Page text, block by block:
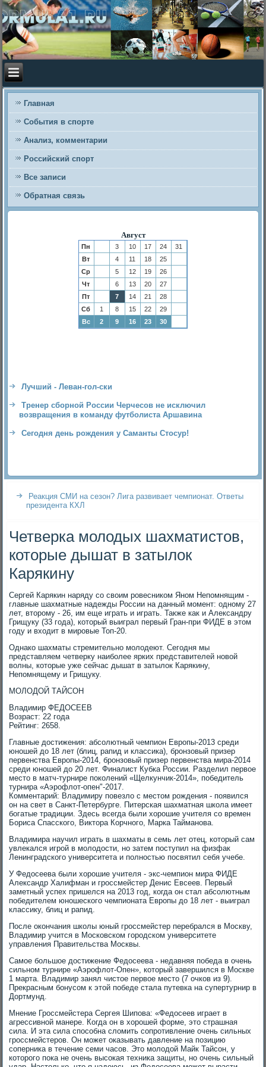
Главная
События в спорте
Анализ, комментарии
Российский спорт
Все записи
Обратная связь
Август
Пн 3 10 17 24
31
Вт
4 11 18
25
Ср
5 12 19
26
Чт
6 13 20
27
Пт
7 14 21
28
Сб
1 8 15 22
29
Вс
2 9 16 23 30
Лучший - Леван-гол-ски
Тренер сборной России Черчесов не исключил
возвращения в команду футболиста Аршавина
Сегодня день рождения у Саманты Стосур!
Реакция СМИ на сезон? Лига развивает чемпионат. Ответы
президента КХЛ
Четверка молодых шахматистов,
которые дышат в затылок
Карякину
Сергей Карякин наряду со своим ровесником Яном Непомнящим -
главные шахматные надежды России на данный момент: одному 27
лет, второму - 26, им еще играть и играть. Также как и Александру
Грищуку (33 года), который выиграл первый Гран-при ФИДЕ в этом
году и входит в мировые Топ-20.
Однако шахматы стремительно молодеют. Сегодня мы
представляем четверку наиболее ярких представителей новой
волны, которые уже сейчас дышат в затылок Карякину,
Непомнящему и Грищуку.
МОЛОДОЙ ТАЙСОН
Владимир ФЕДОСЕЕВ
Возраст: 22 года
Рейтинг: 2658.
Главные достижения: абсолютный чемпион Европы-2013 среди
юношей до 18 лет (блиц, рапид и классика), бронзовый призер
первенства Европы-2014, бронзовый призер первенства мира-2014
среди юношей до 20 лет. Финалист Кубка России. Разделил первое
место в матч-турнире поколений «Щелкунчик-2014», победитель
турнира «Аэрофлот-опен"-2017.
Комментарий: Владимиру повезло с местом рождения - появился
он на свет в Санкт-Петербурге. Питерская шахматная школа имеет
богатые традиции. Здесь всегда были хорошие учителя со времен
Бориса Спасского, Виктора Корчного, Марка Тайманова.
Владимира научил играть в шахматы в семь лет отец, который сам
увлекался игрой в молодости, но затем поступил на физфак
Ленинградского университета и полностью посвятил себя учебе.
У Федосеева были хорошие учителя - экс-чемпион мира ФИДЕ
Александр Халифман и гроссмейстер Денис Евсеев. Первый
заметный успех пришелся на 2013 год, когда он стал абсолютным
победителем юношеского чемпионата Европы до 18 лет - выиграл
классику, блиц и рапид.
После окончания школы юный гроссмейстер перебрался в Москву,
Владимир учится в Московском городском университете
управления Правительства Москвы.
Самое большое достижение Федосеева - недавняя победа в очень
сильном турнире «Аэрофлот-Опен», который завершился в Москве
1 марта. Владимир занял чистое первое место (7 очков из 9).
Прекрасным бонусом к этой победе стала путевка на супертурнир в
Дортмунд.
Мнение Гроссмейстера Сергея Шипова: «Федосеев играет в
агрессивной манере. Когда он в хорошей форме, это страшная
сила. И эта сила способна сломить сопротивление очень сильных
гроссмейстеров. Он может оказывать давление на позицию
соперника в течение семи часов. Это молодой Майк Тайсон, у
которого пока не очень высокая техника защиты, но очень сильный